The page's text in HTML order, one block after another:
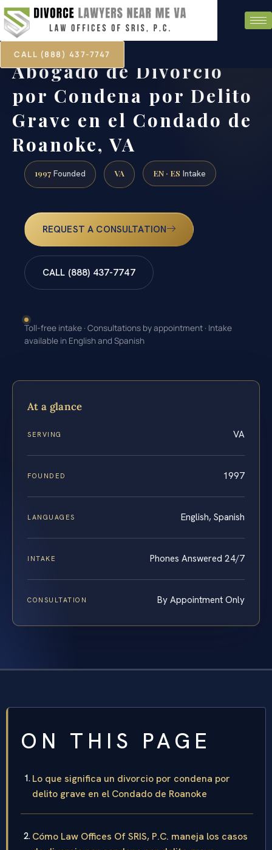
CALL (888) 437-7747
Abogado de Divorcio
por Condena por Delito
Grave en el Condado de
Roanoke, VA
1997 Founded VA EN · ES Intake
REQUEST A CONSULTATION
CALL (888) 437-7747
Toll-free intake · Consultations by appointment · Intake
available in English and Spanish
At a glance
SERVING VA
FOUNDED 1997
LANGUAGES English, Spanish
INTAKE Phones Answered 24/7
CONSULTATION By Appointment Only
ON THIS PAGE
Lo que significa un divorcio por condena por
delito grave en el Condado de Roanoke
Cómo Law Offices Of SRIS, P.C. maneja los casos